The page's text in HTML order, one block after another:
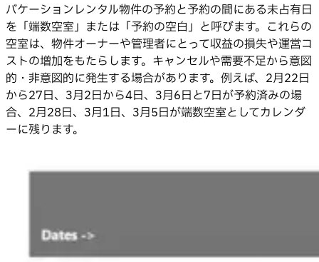
バケーションレンタル物件の予約と予約の間にある未占有日
を「端数空室」または「予約の空白」と呼びます。これらの
空室は、物件オーナーや管理者にとって収益の損失や運営コ
ストの増加をもたらします。キャンセルや需要不足から意図
的・非意図的に発生する場合があります。例えば、2月22日
から27日、3月2日から4日、3月6日と7日が予約済みの場
合、2月28日、3月1日、3月5日が端数空室としてカレンダ
ーに残ります。